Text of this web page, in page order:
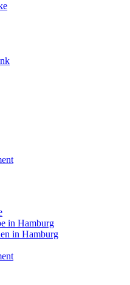
in Hamburg
in Hamburg